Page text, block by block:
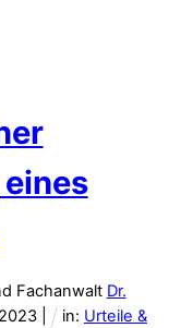
Fachanwalt Dr.
2023 in: Urteile &